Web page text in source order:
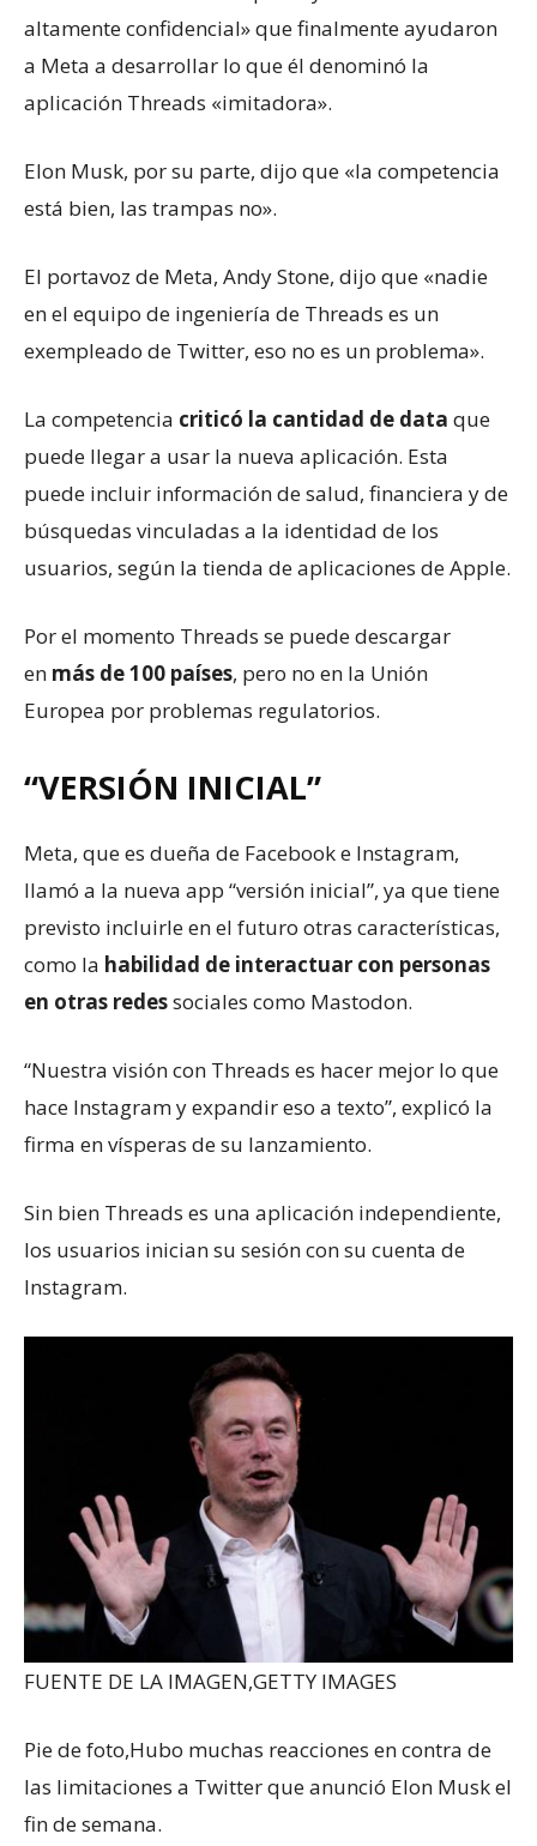
altamente confidencial» que finalmente ayudaron
a Meta a desarrollar lo que él denominó la
aplicación Threads «imitadora».
Elon Musk, por su parte, dijo que «la competencia
está bien, las trampas no».
El portavoz de Meta, Andy Stone, dijo que «nadie
en el equipo de ingeniería de Threads es un
exempleado de Twitter, eso no es un problema».
La competencia criticó la cantidad de data que
puede llegar a usar la nueva aplicación. Esta
puede incluir información de salud, financiera y de
búsquedas vinculadas a la identidad de los
usuarios, según la tienda de aplicaciones de Apple.
Por el momento Threads se puede descargar
en más de 100 países, pero no en la Unión
Europea por problemas regulatorios.
“VERSIÓN INICIAL”
Meta, que es dueña de Facebook e Instagram,
llamó a la nueva app “versión inicial”, ya que tiene
previsto incluirle en el futuro otras características,
como la habilidad de interactuar con personas
en otras redessociales como Mastodon.
“Nuestra visión con Threads es hacer mejor lo que
hace Instagram y expandir eso a texto”, explicó la
firma en vísperas de su lanzamiento.
Sin bien Threads es una aplicación independiente,
los usuarios inician su sesión con su cuenta de
Instagram.
FUENTE DE LA IMAGEN,GETTY IMAGES
Pie de foto,Hubo muchas reacciones en contra de
las limitaciones a Twitter que anunció Elon Musk el
fin de semana.